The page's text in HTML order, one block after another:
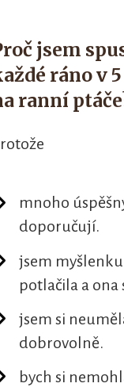
jsem
ráno v
ranní
mnoho
doporučují.
jsem
potlačila a ona
jsem si
dobrovolně.
bych si